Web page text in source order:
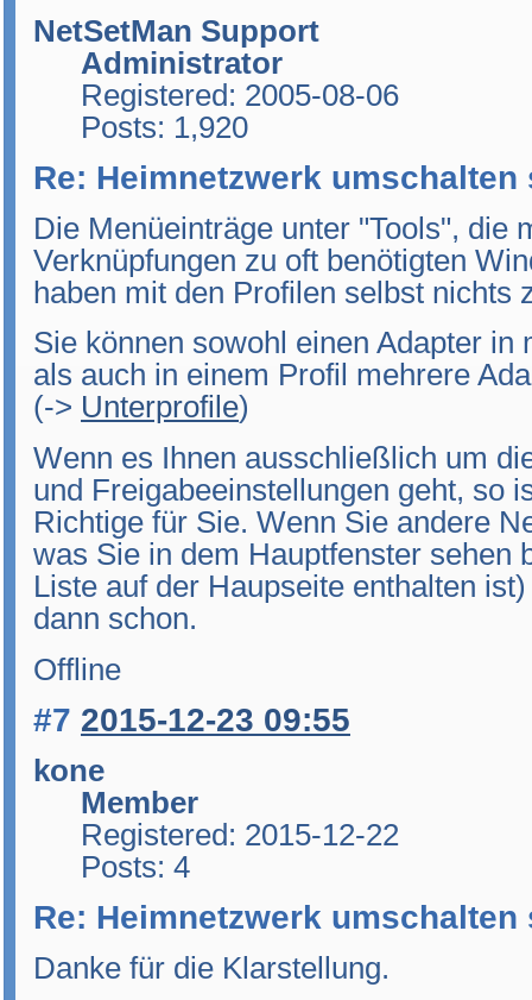
NetSetMan Support
Administrator
Registered: 2005-08-06
Posts: 1,920
Re: Heimnetzwerk
Die Menüeinträge unter "Tools", die
Verknüpfungen zu oft benötigten
haben mit den Profilen selbst nichts
Sie können sowohl einen Adapter
als auch in einem Profil mehrere
(-> Unterprofile)
Wenn es Ihnen ausschließlich um
und Freigabeeinstellungen geht, so
Richtige für Sie. Wenn Sie andere
was Sie in dem Hauptfenster sehen
Liste auf der Haupseite enthalten
dann schon.
Offline
#7 2015-12-23 09:55
kone
Member
Registered: 2015-12-22
Posts: 4
Re: Heimnetzwerk
Danke für die Klarstellung.